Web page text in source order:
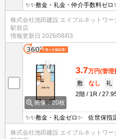
✨✨敷金・礼金・仲介手数料ゼ
ｸﾞｺｽﾓｽまで350ｍ。！立神入口
m！！ 駐車場契約必須になりま
ミ袋不要)
株式会社池田建設 エイブルネットワー
駅前店
情報更新日 2026/08/03
画像：20枚
3.7万円(管理
敷
なし 礼
2階
1R
✨✨敷金・礼金ゼロ✨ 佐世保指
ｍ。！立神入口まで4.5km。相
になります！！ウォシュレット新
株式会社池田建設 エイブルネットワー